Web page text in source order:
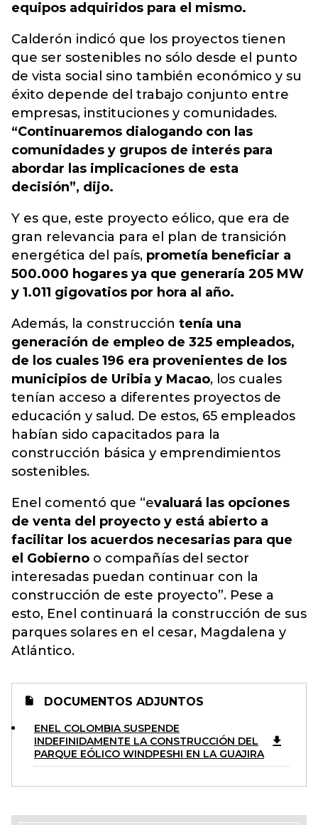
equipos adquiridos para el mismo.
Calderón indicó que los proyectos tienen
que ser sostenibles no sólo desde el punto
de vista social sino también económico y su
éxito depende del trabajo conjunto entre
empresas, instituciones y comunidades.
“Continuaremos dialogando con las
comunidades y grupos de interés para
abordar las implicaciones de esta
decisión”, dijo.
Y es que, este proyecto eólico, que era de
gran relevancia para el plan de transición
energética del país, prometía beneficiar a
500.000 hogares ya que generaría 205 MW
y 1.011 gigovatios por hora al año.
Además, la construcción tenía una
generación de empleo de 325 empleados,
de los cuales 196 era provenientes de los
municipios de Uribia y Macao, los cuales
tenían acceso a diferentes proyectos de
educación y salud. De estos, 65 empleados
habían sido capacitados para la
construcción básica y emprendimientos
sostenibles.
Enel comentó que “evaluará las opciones
de venta del proyecto y está abierto a
facilitar los acuerdos necesarias para que
el Gobierno o compañías del sector
interesadas puedan continuar con la
construcción de este proyecto”. Pese a
esto, Enel continuará la construcción de sus
parques solares en el cesar, Magdalena y
Atlántico.
DOCUMENTOS ADJUNTOS
ENEL COLOMBIA SUSPENDE
INDEFINIDAMENTE LA CONSTRUCCIÓN DEL
PARQUE EÓLICO WINDPESHI EN LA GUAJIRA